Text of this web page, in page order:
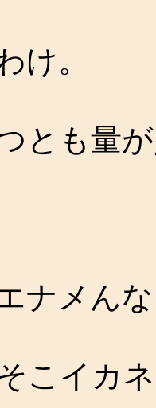
け。
とも量
ナメん
こイカ